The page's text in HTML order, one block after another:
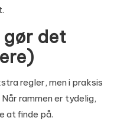
det
regler, men i praksis
rammen er tydelig,
at finde på.